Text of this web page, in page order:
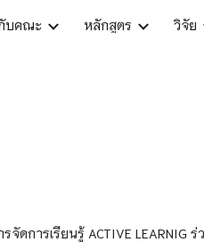
Skip to navigation
บคณะ หลักสูตร วิจัย
ารเรียนรู้ ACTIVE LEARNIG ร่